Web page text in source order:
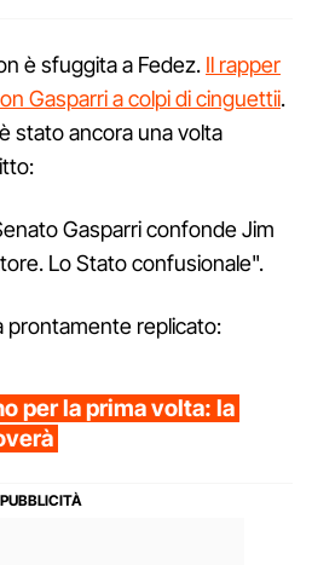
è sfuggita a Fedez. Il rapper
Gasparri a colpi di cinguettii.
stato ancora una volta
Gasparri confonde Jim
Lo Stato confusionale".
prontamente replicato:
per la prima volta: la